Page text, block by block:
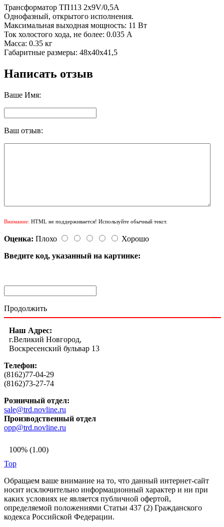
Трансформатор ТП113 2х9V/0,5A
Однофазный, открытого исполнения.
Максимальная выходная мощность: 11 Вт
Ток холостого хода, не более: 0.035 A
Масса: 0.35 кг
Габаритные размеры: 48х40х41,5
Написать отзыв
Ваше Имя:
Ваш отзыв:
Внимание: HTML не поддерживается! Используйте обычный текст.
Оценка: Плохо
Хорошо
Введите код, указанный на картинке:
Продолжить
Наш Адрес:
г.Великий Новгород,
Воскресенский бульвар 13
Телефон:
(8162)77-04-29
(8162)73-27-74
Розничный отдел:
sale@trd.novline.ru
Производственный отдел
opp@trd.novline.ru
100% (1.00)
Top
Обращаем ваше внимание на то, что данный интернет-сайт
носит исключительно информационный характер и ни при
каких условиях не является публичной офертой,
определяемой положениями Статьи 437 (2) Гражданского
кодекса Российской Федерации.